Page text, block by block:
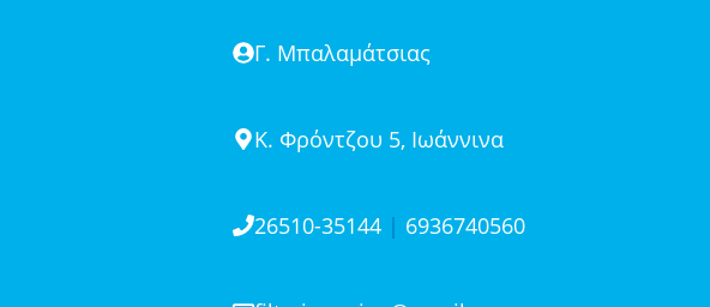
Γ. Μπαλαμάτσιας
Κ. Φρόντζου 5, Ιωάννινα
26510-35144| 6936740560